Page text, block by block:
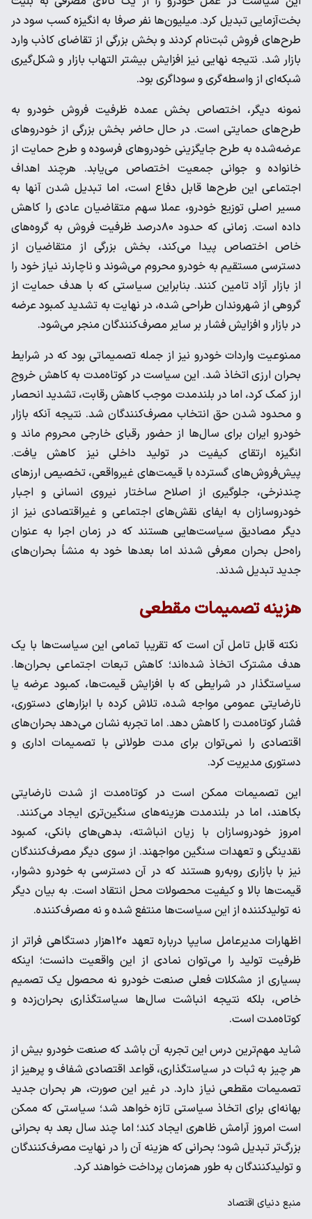
بخت‌آزمایی تبدیل کرد.‌ میلیون‌ها نفر صرفا به انگیزه کسب سود در
طرح‌های فروش ثبت‌نام کردند و بخش بزرگی از تقاضای کاذب وارد
بازار شد. نتیجه نهایی نیز افزایش بیشتر التهاب بازار و شکل‌گیری
شبکه‌ای از واسطه‌گری و سوداگری بود.
نمونه دیگر، اختصاص بخش عمده ظرفیت فروش خودرو به
طرح‌های حمایتی است. در حال حاضر بخش بزرگی از خودروهای
عرضه‌شده به طرح جایگزینی خودروهای فرسوده و طرح حمایت از
خانواده و جوانی جمعیت اختصاص می‌یابد. هرچند اهداف
اجتماعی این طرح‌ها قابل دفاع است، اما تبدیل شدن آنها به
مسیر اصلی توزیع خودرو، عملا سهم متقاضیان عادی را کاهش
داده است. زمانی که حدود ۸۰درصد ظرفیت فروش به گروه‌های
خاص اختصاص پیدا می‌کند، بخش بزرگی از متقاضیان از
دسترسی مستقیم به خودرو محروم می‌شوند و ناچارند نیاز خود را
از بازار آزاد تامین کنند. بنابراین سیاستی که با هدف حمایت از
گروهی از شهروندان طراحی شده، در نهایت به تشدید کمبود عرضه
در بازار و افزایش فشار بر سایر مصرف‌کنندگان منجر می‌شود.
ممنوعیت واردات خودرو نیز از جمله تصمیماتی بود که در شرایط
بحران ارزی اتخاذ شد. این سیاست در کوتاه‌مدت به کاهش خروج
ارز کمک کرد، اما در بلندمدت موجب کاهش رقابت، تشدید انحصار
و محدود شدن حق انتخاب مصرف‌کنندگان شد. نتیجه آنکه بازار
خودرو ایران برای سال‌ها از حضور رقبای خارجی محروم ماند و
انگیزه ارتقای کیفیت در تولید داخلی نیز کاهش یافت.
پیش‌فروش‌های گسترده با قیمت‌های غیرواقعی، تخصیص ارزهای
چندنرخی، جلوگیری از اصلاح ساختار نیروی انسانی و اجبار
خودروسازان به ایفای نقش‌های اجتماعی و غیراقتصادی نیز از
دیگر مصادیق سیاست‌هایی هستند که در زمان اجرا به عنوان
راه‌حل بحران معرفی شدند اما بعدها خود به منشأ بحران‌های
جدید تبدیل شدند.
هزینه تصمیمات مقطعی
نکته قابل تامل آن است که تقریبا تمامی این سیاست‌ها با یک
هدف مشترک اتخاذ شده‌اند؛ کاهش تبعات اجتماعی بحران‌ها.
سیاستگذار در شرایطی که با افزایش قیمت‌ها، کمبود عرضه یا
نارضایتی عمومی مواجه شده، تلاش کرده با ابزارهای دستوری،
فشار کوتاه‌مدت را کاهش دهد. اما تجربه نشان می‌دهد بحران‌های
اقتصادی را نمی‌توان برای مدت طولانی با تصمیمات اداری و
دستوری مدیریت کرد.
این تصمیمات ممکن است در کوتاه‌مدت از شدت نارضایتی
بکاهند، اما در بلندمدت هزینه‌های سنگین‌تری ایجاد می‌کنند.
امروز خودروسازان با زیان انباشته، بدهی‌های بانکی، کمبود
نقدینگی و تعهدات سنگین مواجهند. از سوی دیگر مصرف‌کنندگان
نیز با بازاری روبه‌رو هستند که در آن دسترسی به خودرو دشوار،
قیمت‌ها بالا و کیفیت محصولات محل انتقاد است. به بیان دیگر
نه تولیدکننده از این سیاست‌ها منتفع شده و نه مصرف‌کننده.
اظهارات مدیرعامل سایپا درباره تعهد ۱۲۰هزار دستگاهی فراتر از
ظرفیت تولید را می‌توان نمادی از این واقعیت دانست؛ اینکه
بسیاری از مشکلات فعلی صنعت خودرو نه محصول یک تصمیم
خاص، بلکه نتیجه انباشت سال‌ها سیاستگذاری بحران‌زده و
کوتاه‌مدت است.
شاید مهم‌ترین درس این تجربه آن باشد که صنعت خودرو بیش از
هر چیز به ثبات در سیاستگذاری، قواعد اقتصادی شفاف و پرهیز از
تصمیمات مقطعی نیاز دارد. در غیر این صورت، هر بحران جدید
بهانه‌ای برای اتخاذ سیاستی تازه خواهد شد؛ سیاستی که ممکن
است امروز آرامش ظاهری ایجاد کند؛ اما چند سال بعد به بحرانی
بزرگ‌تر تبدیل شود؛ بحرانی که هزینه آن را در نهایت مصرف‌کنندگان
و تولیدکنندگان به طور همزمان پرداخت خواهند کرد.
منبع دنیای اقتصاد